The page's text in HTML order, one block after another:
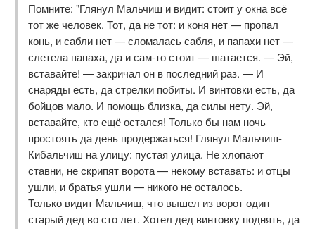
Помните: "Глянул Мальчиш и видит: стоит у окна всё
тот же человек. Тот, да не тот: и коня нет — пропал
конь, и сабли нет — сломалась сабля, и папахи нет —
слетела папаха, да и сам-то стоит — шатается. — Эй,
вставайте! — закричал он в последний раз. — И
снаряды есть, да стрелки побиты. И винтовки есть, да
бойцов мало. И помощь близка, да силы нету. Эй,
вставайте, кто ещё остался! Только бы нам ночь
простоять да день продержаться! Глянул Мальчиш-
Кибальчиш на улицу: пустая улица. Не хлопают
ставни, не скрипят ворота — некому вставать: и отцы
ушли, и братья ушли — никого не осталось.
Только видит Мальчиш, что вышел из ворот один
старый дед во сто лет. Хотел дед винтовку поднять, да